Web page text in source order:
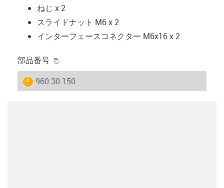
ねじ x 2
スライドナット M6 x 2
インターフェースコネクター M6x16 x 2
部品番号
igus-icon-lieferzeit
960.30.150